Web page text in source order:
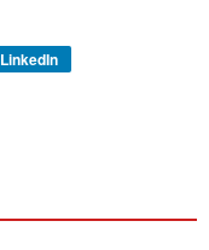
LinkedIn